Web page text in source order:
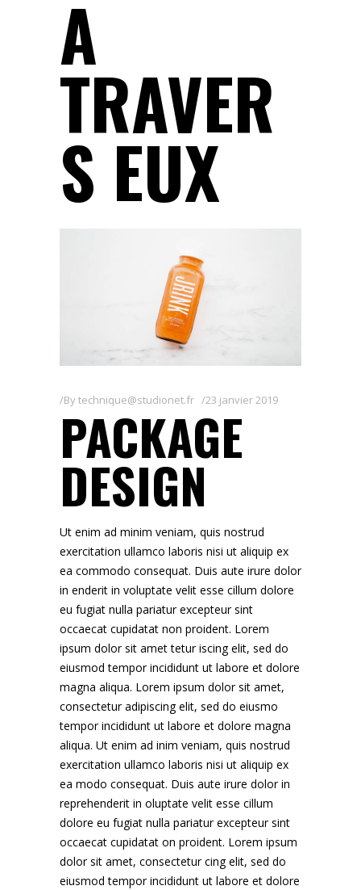
A
TRAVER
S EUX
Bytechnique@studionet.fr 23 janvier 2019
PACKAGE
DESIGN
Ut enim ad minim veniam, quis nostrud
exercitation ullamco laboris nisi ut aliquip ex
ea commodo consequat. Duis aute irure dolor
in enderit in voluptate velit esse cillum dolore
eu fugiat nulla pariatur excepteur sint
occaecat cupidatat non proident. Lorem
ipsum dolor sit amet tetur iscing elit, sed do
eiusmod tempor incididunt ut labore et dolore
magna aliqua. Lorem ipsum dolor sit amet,
consectetur adipiscing elit, sed do eiusmo
tempor incididunt ut labore et dolore magna
aliqua. Ut enim ad inim veniam, quis nostrud
exercitation ullamco laboris nisi ut aliquip ex
ea modo consequat. Duis aute irure dolor in
reprehenderit in oluptate velit esse cillum
dolore eu fugiat nulla pariatur excepteur sint
occaecat cupidatat on proident. Lorem ipsum
dolor sit amet, consectetur cing elit, sed do
eiusmod tempor incididunt ut labore et dolore